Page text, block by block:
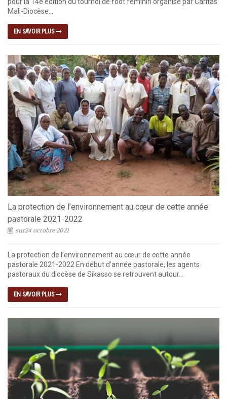
Mali-Diocèse...
EN SAVOIR PLUS
La protection de l’environnement au cœur de cette année
pastorale 2021-2022
sur24 octobre 2021
La protection de l’environnement au cœur de cette année
pastorale 2021-2022 En début d’année pastorale, les agents
pastoraux du diocèse de Sikasso se retrouvent autour...
EN SAVOIR PLUS